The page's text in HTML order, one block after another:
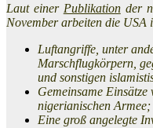
Laut einer Publikationder
November arbeiten die USA
Luftangriffe, unter
Marschflugkörpern,
und sonstigen
Gemeinsame
nigerianischen Armee;
Eine groß angelegte